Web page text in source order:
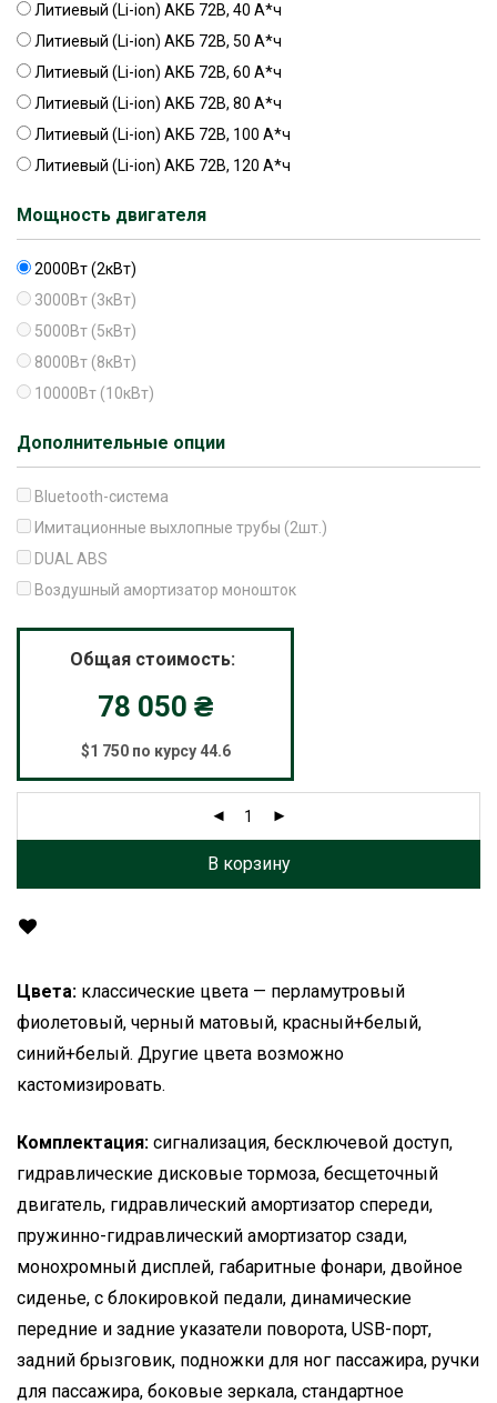
Литиевый (Li-ion) АКБ 72В, 40 А*ч
Литиевый (Li-ion) АКБ 72В, 50 А*ч
Литиевый (Li-ion) АКБ 72В, 60 А*ч
Литиевый (Li-ion) АКБ 72В, 80 А*ч
Литиевый (Li-ion) АКБ 72В, 100 А*ч
Литиевый (Li-ion) АКБ 72В, 120 А*ч
Мощность двигателя
2000Вт (2кВт)
3000Вт (3кВт)
5000Вт (5кВт)
8000Вт (8кВт)
10000Вт (10кВт)
Дополнительные опции
Bluetooth-система
Имитационные выхлопные трубы (2шт.)
DUAL ABS
Воздушный амортизатор моношток
Общая стоимость:
78 050 ₴
$1 750 по курсу 44.6
В корзину
Цвета: классические цвета — перламутровый
фиолетовый, черный матовый, красный+белый,
синий+белый. Другие цвета возможно
кастомизировать.
Комплектация: сигнализация, бесключевой доступ,
гидравлические дисковые тормоза, бесщеточный
двигатель, гидравлический амортизатор спереди,
пружинно-гидравлический амортизатор сзади,
монохромный дисплей, габаритные фонари, двойное
сиденье, с блокировкой педали, динамические
передние и задние указатели поворота, USB-порт,
задний брызговик, подножки для ног пассажира, ручки
для пассажира, боковые зеркала, стандартное